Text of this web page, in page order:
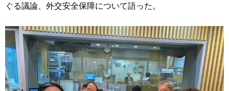
ぐる議論、外交安全保障について語った。